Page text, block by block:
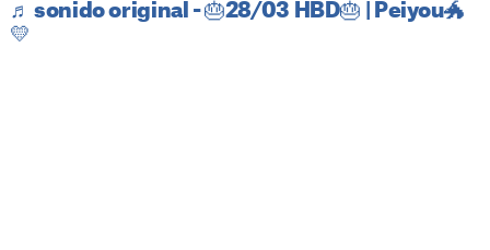
♬ sonido original - 🎂28/03 HBD🎂 | Peiyou🐲
💛